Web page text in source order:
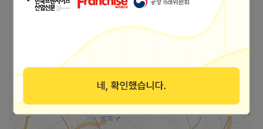
46701 부산광역시 강서구 공항로1409번길 43-
바로가기
인스타그램
바로가기